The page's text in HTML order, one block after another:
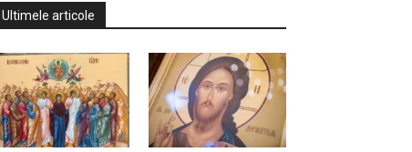
Ultimele articole